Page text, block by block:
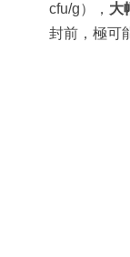
cfu/g）， 大
封前，極可